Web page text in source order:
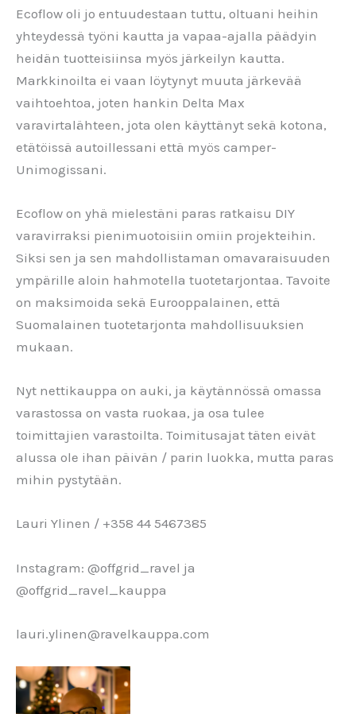
Ecoflow oli jo entuudestaan tuttu, oltuani heihin
yhteydessä työni kautta ja vapaa-ajalla päädyin
heidän tuotteisiinsa myös järkeilyn kautta.
Markkinoilta ei vaan löytynyt muuta järkevää
vaihtoehtoa, joten hankin Delta Max
varavirtalähteen, jota olen käyttänyt sekä kotona,
etätöissä autoillessani että myös camper-
Unimogissani.
Ecoflow on yhä mielestäni paras ratkaisu DIY
varavirraksi pienimuotoisiin omiin projekteihin.
Siksi sen ja sen mahdollistaman omavaraisuuden
ympärille aloin hahmotella tuotetarjontaa. Tavoite
on maksimoida sekä Eurooppalainen, että
Suomalainen tuotetarjonta mahdollisuuksien
mukaan.
Nyt nettikauppa on auki, ja käytännössä omassa
varastossa on vasta ruokaa, ja osa tulee
toimittajien varastoilta. Toimitusajat täten eivät
alussa ole ihan päivän / parin luokka, mutta paras
mihin pystytään.
Lauri Ylinen / +358 44 5467385
Instagram: @offgrid_ravel ja
@offgrid_ravel_kauppa
lauri.ylinen@ravelkauppa.com